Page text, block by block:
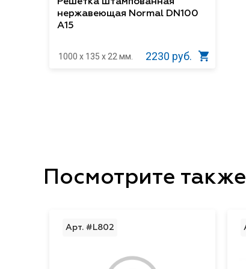
Решетка штампованная
нержавеющая Normal DN100
A15
1000 x 135 x 22 мм. 2230 руб.
Посмотрите также
Арт. #L802